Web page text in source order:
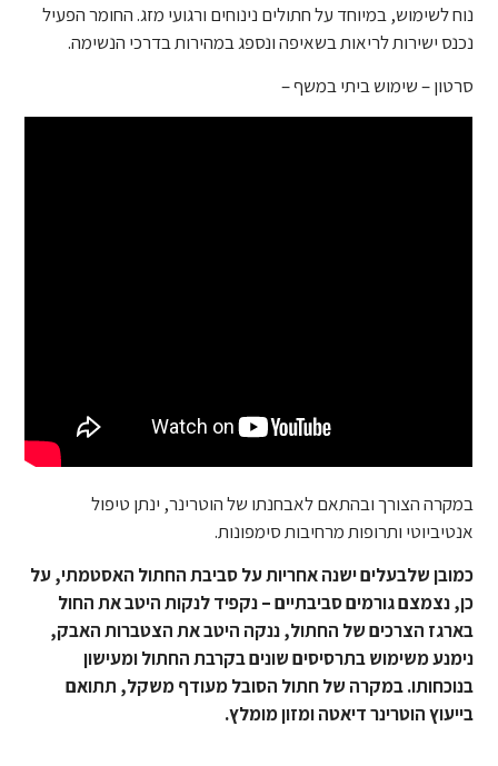
נוח לשימוש, במיוחד על חתולים נינוחים ורגועי מזג. החומר הפעיל
נכנס ישירות לריאות בשאיפה ונספג במהירות בדרכי הנשימה.
סרטון – שימוש ביתי במשף –
במקרה הצורך ובהתאם לאבחנתו של הוטרינר, ינתן טיפול
אנטיביוטי ותרופות מרחיבות סימפונות.
כמובן שלבעלים ישנה אחריות על סביבת החתול האסטמתי, על
כן, נצמצם גורמים סביבתיים – נקפיד לנקות היטב את החול
בארגז הצרכים של החתול, ננקה היטב את הצטברות האבק,
נימנע משימוש בתרסיסים שונים בקרבת החתול ומעישון
בנוכחותו. במקרה של חתול הסובל מעודף משקל, תתואם
בייעוץ הוטרינר דיאטה ומזון מומלץ.